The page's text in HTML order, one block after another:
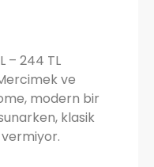
– 244 TL
ve
modern bir
klasik